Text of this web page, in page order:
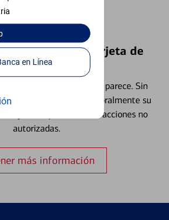
Continúe para entrar en la Banca en Línea
una Tarjeta de
Débito⁴
es más común de lo que parece. Sin
y desbloquear temporalmente su
ayudar a prevenir transacciones no
autorizadas.
más información